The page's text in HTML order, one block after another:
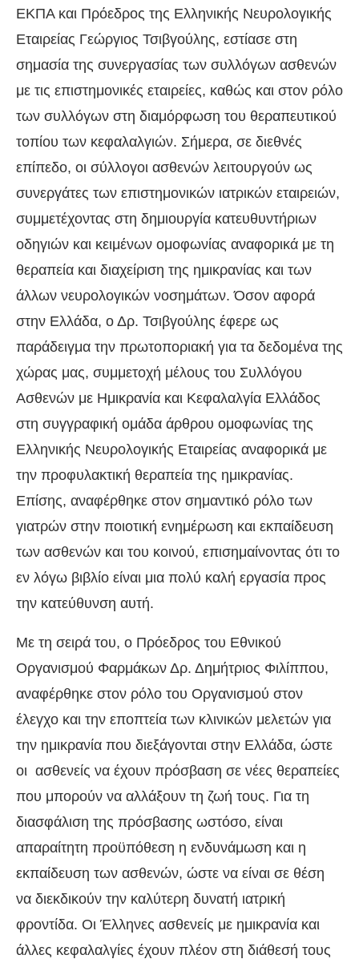
ΕΚΠΑ και Πρόεδρος της Ελληνικής Νευρολογικής
Εταιρείας Γεώργιος Τσιβγούλης, εστίασε στη
σημασία της συνεργασίας των συλλόγων ασθενών
με τις επιστημονικές εταιρείες, καθώς και στον ρόλο
των συλλόγων στη διαμόρφωση του θεραπευτικού
τοπίου των κεφαλαλγιών. Σήμερα, σε διεθνές
επίπεδο, οι σύλλογοι ασθενών λειτουργούν ως
συνεργάτες των επιστημονικών ιατρικών εταιρειών,
συμμετέχοντας στη δημιουργία κατευθυντήριων
οδηγιών και κειμένων ομοφωνίας αναφορικά με τη
θεραπεία και διαχείριση της ημικρανίας και των
άλλων νευρολογικών νοσημάτων. Όσον αφορά
στην Ελλάδα, ο Δρ. Τσιβγούλης έφερε ως
παράδειγμα την πρωτοποριακή για τα δεδομένα της
χώρας μας, συμμετοχή μέλους του Συλλόγου
Ασθενών με Ημικρανία και Κεφαλαλγία Ελλάδος
στη συγγραφική ομάδα άρθρου ομοφωνίας της
Ελληνικής Νευρολογικής Εταιρείας αναφορικά με
την προφυλακτική θεραπεία της ημικρανίας.
Επίσης, αναφέρθηκε στον σημαντικό ρόλο των
γιατρών στην ποιοτική ενημέρωση και εκπαίδευση
των ασθενών και του κοινού, επισημαίνοντας ότι το
εν λόγω βιβλίο είναι μια πολύ καλή εργασία προς
την κατεύθυνση αυτή.
Με τη σειρά του, ο Πρόεδρος του Εθνικού
Οργανισμού Φαρμάκων Δρ. Δημήτριος Φιλίππου,
αναφέρθηκε στον ρόλο του Οργανισμού στον
έλεγχο και την εποπτεία των κλινικών μελετών για
την ημικρανία που διεξάγονται στην Ελλάδα, ώστε
οι ασθενείς να έχουν πρόσβαση σε νέες θεραπείες
που μπορούν να αλλάξουν τη ζωή τους. Για τη
διασφάλιση της πρόσβασης ωστόσο, είναι
απαραίτητη προϋπόθεση η ενδυνάμωση και η
εκπαίδευση των ασθενών, ώστε να είναι σε θέση
να διεκδικούν την καλύτερη δυνατή ιατρική
φροντίδα. Οι Έλληνες ασθενείς με ημικρανία και
άλλες κεφαλαλγίες έχουν πλέον στη διάθεσή τους